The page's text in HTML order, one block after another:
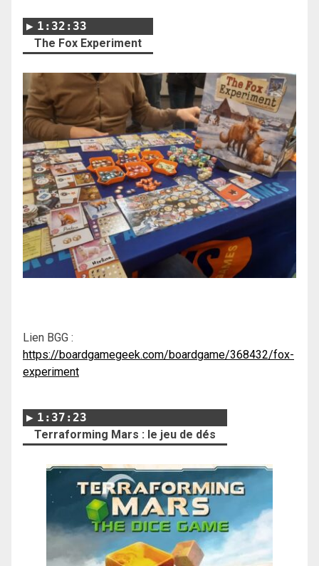
1:32:33
The Fox Experiment
Lien BGG :
https://boardgamegeek.com/boardgame/368432/fox-
experiment
1:37:23
Terraforming Mars : le jeu de dés